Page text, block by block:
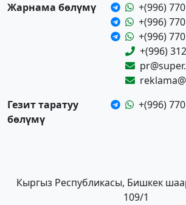
Жарнама бөлүмү
+(996)
+(996)
+(996)
+(996)
Гезит таратуу
бөлүмү
+(996)
Кыргыз Республикасы, Бишкек
109/1